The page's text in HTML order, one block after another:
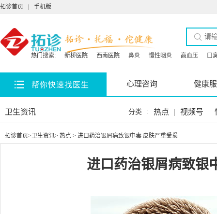
拓诊首页 手机版
热门搜索: 新桥医院 西南医院 鼻炎 慢性咽炎 高血压 口
帮你快速找医生 心理咨询 健康
卫生资讯 分类 : 热点 | 视频号 |
拓诊首页> 卫生资讯> 热点 > 进口药治银屑病致银中毒 皮肤严重受损
进口药治银屑病致银